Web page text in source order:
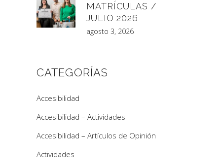
MATRÍCULAS /
JULIO 2026
agosto 3, 2026
CATEGORÍAS
Accesibilidad
Accesibilidad – Actividades
Accesibilidad – Artículos de Opinión
Actividades